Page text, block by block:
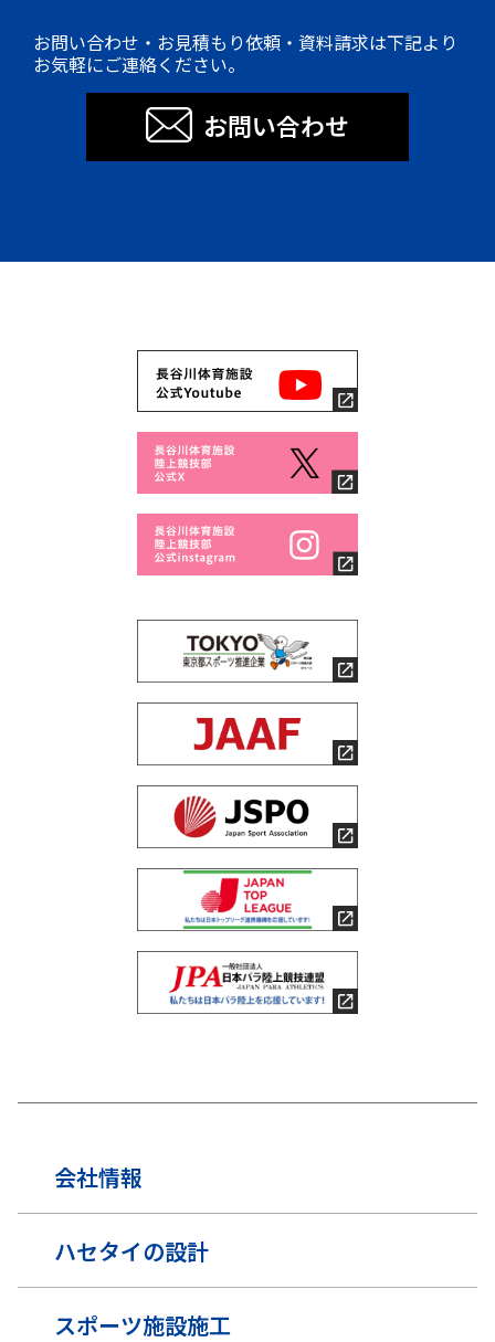
お問い合わせ・お見積もり依頼・資料請求は下記より
お気軽にご連絡ください。
お問い合わせ
会社情報
ハセタイの設計
スポーツ施設施工